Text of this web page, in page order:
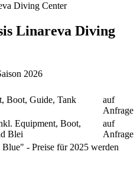
Diving Center
Linareva Diving
2026
Boot, Guide, Tank
auf
Anfrage
Equipment, Boot,
Blei
auf
Anfrage
- Preise für 2025 werden